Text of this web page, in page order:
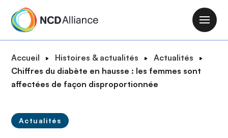
M
a
F
i
l
A
Accueil Histoires & actualités
Actualités
Chiffres du diabète en hausse : les femmes sont
affectées de façon disproportionnée
Actualités